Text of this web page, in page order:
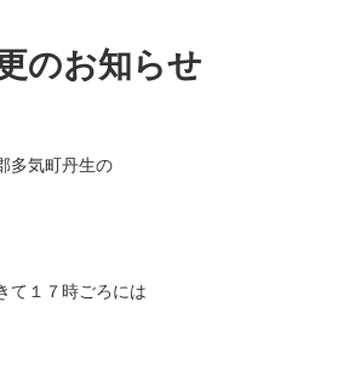
のお知らせ
多気町丹生の
て１７時ごろには